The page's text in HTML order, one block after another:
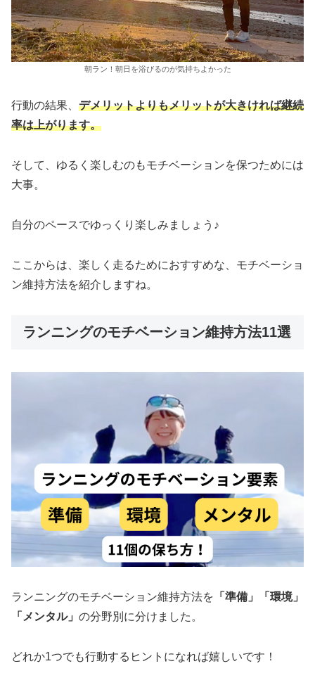
朝ラン！朝日を浴びるのが気持ちよかった
行動の結果、 デメリットよりもメリットが大きければ継続
率は上がります。
そして、ゆるく楽しむのもモチベーションを保つためには
大事。
自分のペースでゆっくり楽しみましょう♪
ここからは、楽しく走るためにおすすめな、モチベーショ
ン維持方法を紹介しますね。
ランニングのモチベーション維持方法11選
ランニングのモチベーション維持方法を 「準備」「環境」
「メンタル」 の分野別に分けました。
どれか1つでも行動するヒントになれば嬉しいです！